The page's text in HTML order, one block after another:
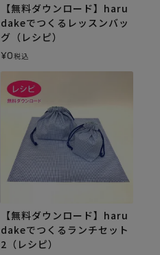
【無料ダウンロード】haru
dakeでつくるレッスンバッ
グ（レシピ）
¥0税込
【無料ダウンロード】haru
dakeでつくるランチセット
2（レシピ）